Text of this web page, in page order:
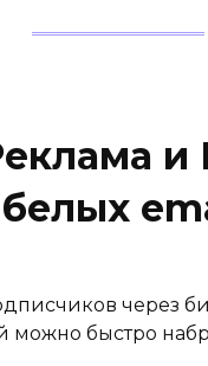
и
через
можно быстро